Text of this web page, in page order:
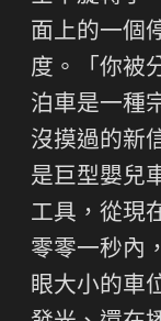
面上的一個
度。「你被
泊車是一種
沒摸過的新
是巨型嬰兒
工具，從現
零零一秒內
眼大小的車